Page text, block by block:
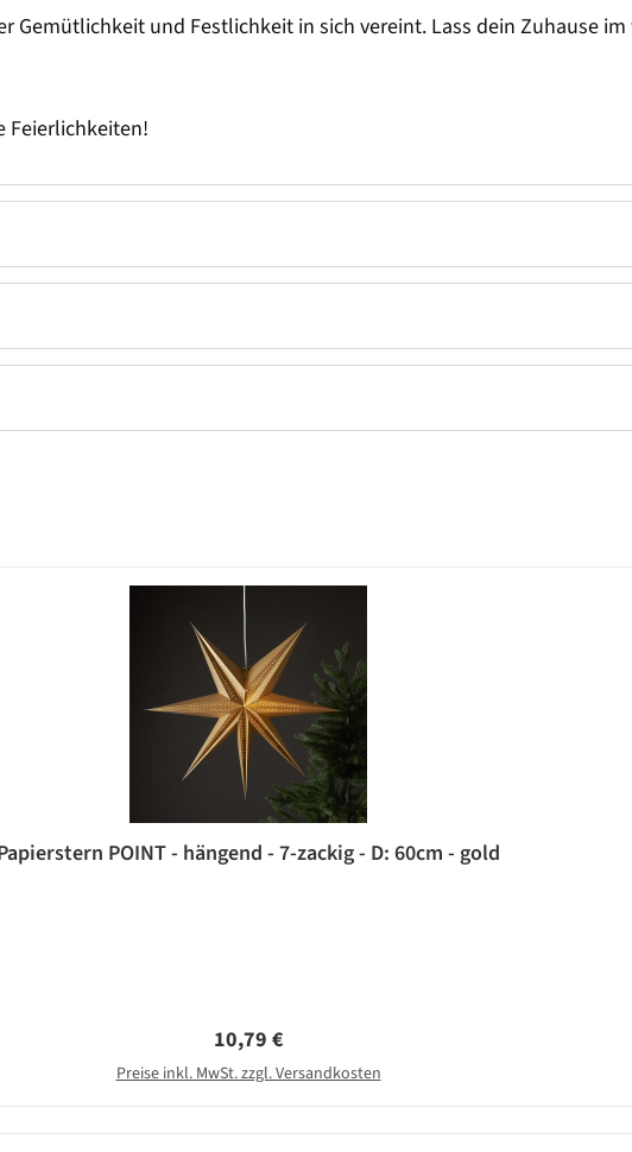
Gemütlichkeit und Festlichkeit in sich vereint. Lass dein Zuhause
Feierlichkeiten!
POINT - hängend - 7-zackig - D: 60cm - gold
Regulärer Preis:
10,79 €
Preise inkl. MwSt. zzgl. Versandkosten